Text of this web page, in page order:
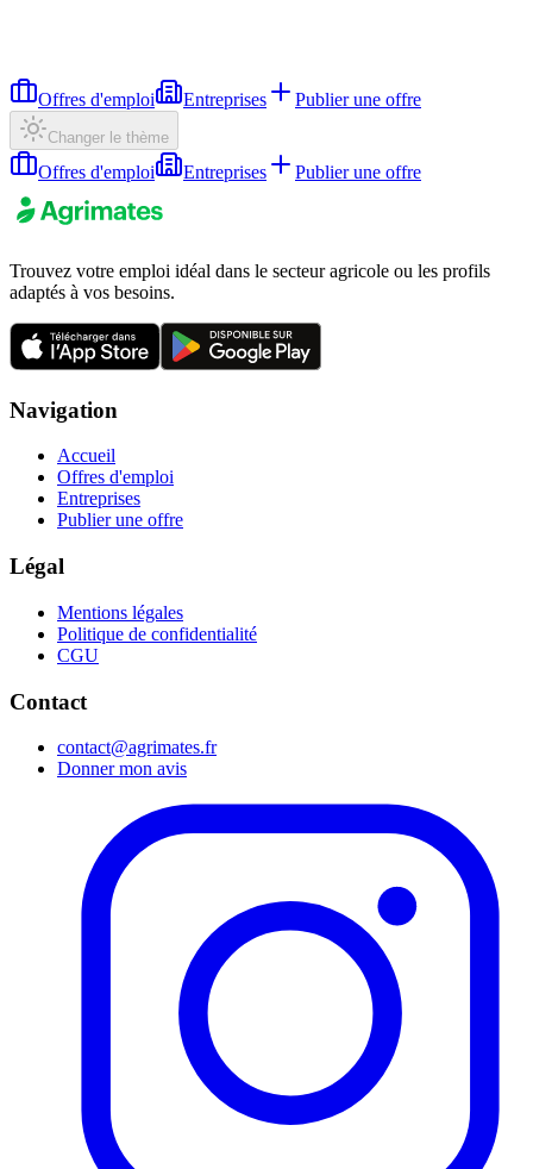
Offres d'emploi Entreprises Publier une offre
Changer le thème
Offres d'emploi Entreprises Publier une offre
Trouvez votre emploi idéal dans le secteur agricole ou les profils
adaptés à vos besoins.
Navigation
Accueil
Offres d'emploi
Entreprises
Publier une offre
Légal
Mentions légales
Politique de confidentialité
CGU
Contact
contact@agrimates.fr
Donner mon avis